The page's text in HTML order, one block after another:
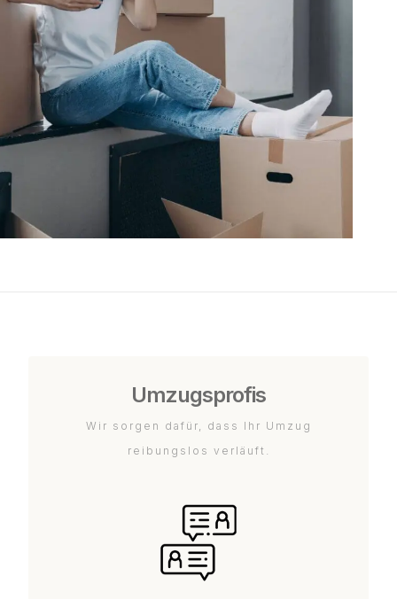
Umzugsprofis
Wir sorgen dafür, dass Ihr Umzug
reibungslos verläuft.